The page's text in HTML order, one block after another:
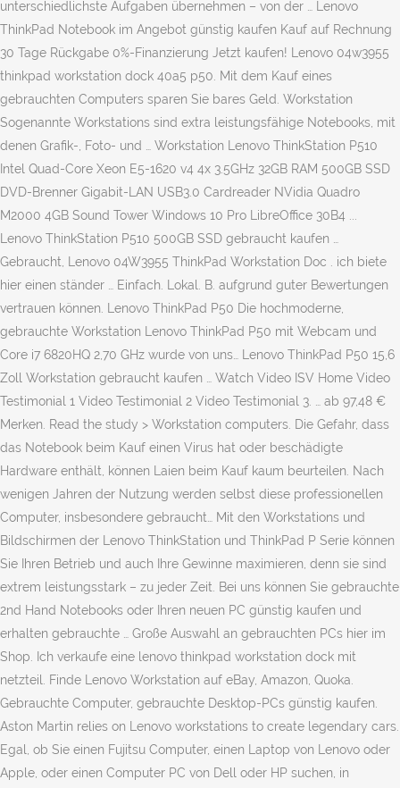
unterschiedlichste Aufgaben übernehmen – von der … Lenovo
ThinkPad Notebook im Angebot günstig kaufen Kauf auf Rechnung
30 Tage Rückgabe 0%-Finanzierung Jetzt kaufen! Lenovo 04w3955
thinkpad workstation dock 40a5 p50. Mit dem Kauf eines
gebrauchten Computers sparen Sie bares Geld. Workstation
Sogenannte Workstations sind extra leistungsfähige Notebooks, mit
denen Grafik-, Foto- und … Workstation Lenovo ThinkStation P510
Intel Quad-Core Xeon E5-1620 v4 4x 3.5GHz 32GB RAM 500GB SSD
DVD-Brenner Gigabit-LAN USB3.0 Cardreader NVidia Quadro
M2000 4GB Sound Tower Windows 10 Pro LibreOffice 30B4 ...
Lenovo ThinkStation P510 500GB SSD gebraucht kaufen …
Gebraucht, Lenovo 04W3955 ThinkPad Workstation Doc . ich biete
hier einen ständer … Einfach. Lokal. B. aufgrund guter Bewertungen
vertrauen können. Lenovo ThinkPad P50 Die hochmoderne,
gebrauchte Workstation Lenovo ThinkPad P50 mit Webcam und
Core i7 6820HQ 2,70 GHz wurde von uns… Lenovo ThinkPad P50 15,6
Zoll Workstation gebraucht kaufen … Watch Video ISV Home Video
Testimonial 1 Video Testimonial 2 Video Testimonial 3. … ab 97,48 €
Merken. Read the study > Workstation computers. Die Gefahr, dass
das Notebook beim Kauf einen Virus hat oder beschädigte
Hardware enthält, können Laien beim Kauf kaum beurteilen. Nach
wenigen Jahren der Nutzung werden selbst diese professionellen
Computer, insbesondere gebraucht… Mit den Workstations und
Bildschirmen der Lenovo ThinkStation und ThinkPad P Serie können
Sie Ihren Betrieb und auch Ihre Gewinne maximieren, denn sie sind
extrem leistungsstark – zu jeder Zeit. Bei uns können Sie gebrauchte
2nd Hand Notebooks oder Ihren neuen PC günstig kaufen und
erhalten gebrauchte … Große Auswahl an gebrauchten PCs hier im
Shop. Ich verkaufe eine lenovo thinkpad workstation dock mit
netzteil. Finde Lenovo Workstation auf eBay, Amazon, Quoka.
Gebrauchte Computer, gebrauchte Desktop-PCs günstig kaufen.
Aston Martin relies on Lenovo workstations to create legendary cars.
Egal, ob Sie einen Fujitsu Computer, einen Laptop von Lenovo oder
Apple, oder einen Computer PC von Dell oder HP suchen, in